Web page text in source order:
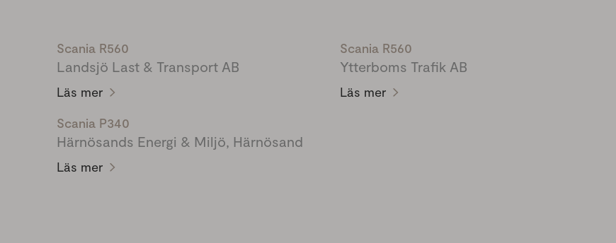
Scania R560
Landsjö Last & Transport AB
Läs mer
Scania R560
Ytterboms Trafik AB
Läs mer
Scania P340
Härnösands Energi & Miljö, Härnösand
Läs mer